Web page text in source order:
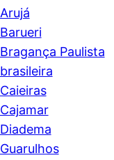
Arujá
Barueri
Bragança Paulista
brasileira
Caieiras
Cajamar
Diadema
Guarulhos